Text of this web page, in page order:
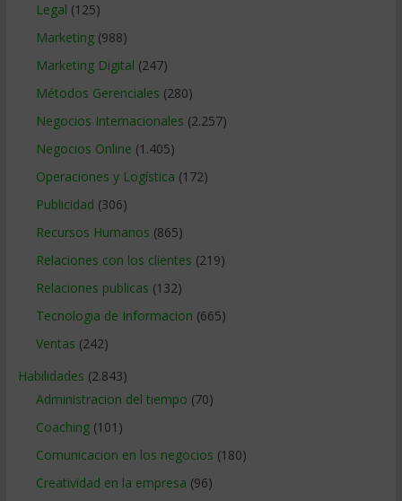
Legal (125)
Marketing(988)
Marketing Digital (247)
Métodos Gerenciales (280)
Negocios Internacionales (2.257)
Negocios Online (1.405)
Operaciones y Logística (172)
Publicidad (306)
Recursos Humanos (865)
Relaciones con los clientes (219)
Relaciones publicas (132)
Tecnologia de Informacion (665)
Ventas (242)
Habilidades (2.843)
Administracion del tiempo (70)
Coaching(101)
Comunicacion en los negocios (180)
Creatividad en la empresa (96)